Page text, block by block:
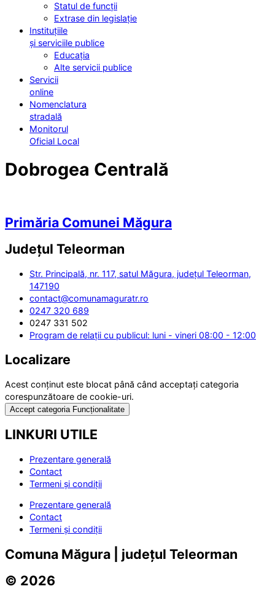
Statul de funcții
Extrase din legislație
Instituțiile
și serviciile publice
Educația
Alte servicii publice
Servicii
online
Nomenclatura
stradală
Monitorul
Oficial Local
Dobrogea Centrală
Primăria Comunei Măgura
Județul Teleorman
Str. Principală, nr. 117, satul Măgura, județul Teleorman,
147190
contact@comunamaguratr.ro
0247 320 689
0247 331 502
Program de relații cu publicul: luni - vineri 08:00 - 12:00
Localizare
Acest conținut este blocat până când acceptați categoria
corespunzătoare de cookie-uri.
Accept categoria Funcționalitate
LINKURI UTILE
Prezentare generală
Contact
Termeni și condiții
Prezentare generală
Contact
Termeni și condiții
Comuna Măgura | județul Teleorman
© 2026